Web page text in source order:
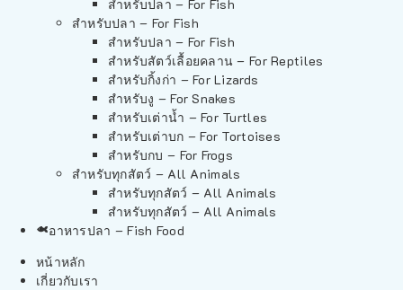
สำหรับปลา – For Fish
สำหรับปลา – For Fish
สำหรับปลา – For Fish
สำหรับสัตว์เลื้อยคลาน – For Reptiles
สำหรับกิ้งก่า – For Lizards
สำหรับงู – For Snakes
สำหรับเต่าน้ำ – For Turtles
สำหรับเต่าบก – For Tortoises
สำหรับกบ – For Frogs
สำหรับทุกสัตว์ – All Animals
สำหรับทุกสัตว์ – All Animals
สำหรับทุกสัตว์ – All Animals
อาหารปลา – Fish Food
หน้าหลัก
เกี่ยวกับเรา